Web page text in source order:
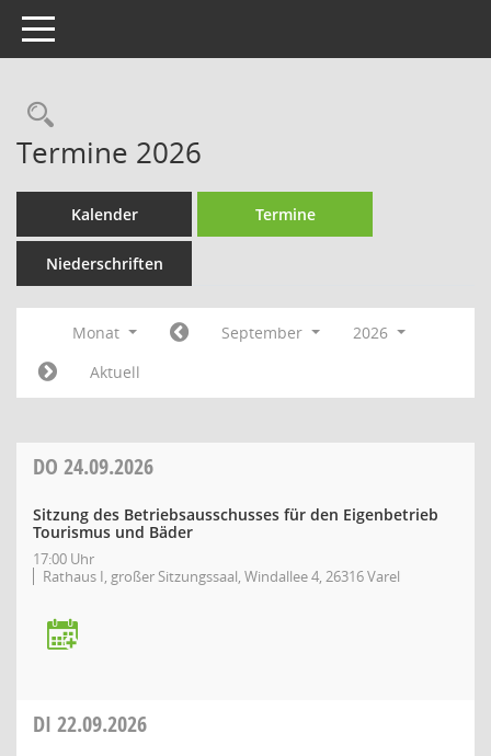
Toggle navigation
Rechercheauswahl
Termine 2026
Kalender Termine
Niederschriften
Monat September
2026
Aktuell
DO 24.09.2026
Sitzung des Betriebsausschusses für den Eigenbetrieb
Tourismus und Bäder
17:00 Uhr
Rathaus I, großer Sitzungssaal, Windallee 4, 26316 Varel
DI 22.09.2026